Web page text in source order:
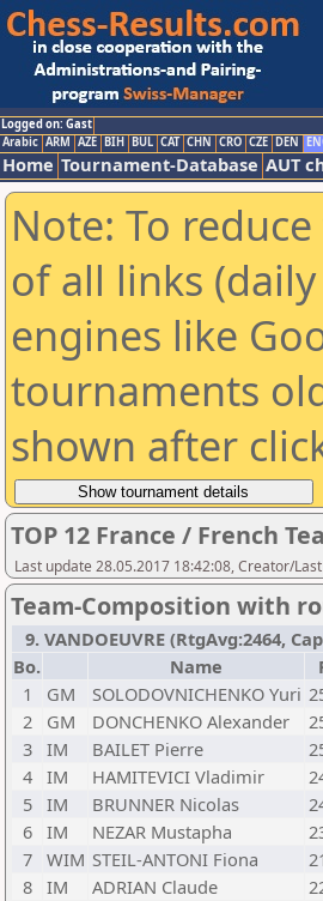
Logged on: Gast
Arabic ARM AZE BIH BUL CAT CHN CRO CZE DEN
Home Tournament-Database AUT
Note: To
of all links
engines like
tournaments
shown after
TOP 12 France / French
Last update 28.05.2017 18:42:08, Creator/
Team-Composition with
9. VANDOEUVRE (RtgAvg:2464,
Bo.
Name
1
GM SOLODOVNICHENKO Yuri
2
GM DONCHENKO Alexander
3 IM BAILET Pierre
4 IM HAMITEVICI Vladimir
5 IM BRUNNER Nicolas
6 IM NEZAR Mustapha
7 WIM STEIL-ANTONI Fiona
8 IM ADRIAN Claude